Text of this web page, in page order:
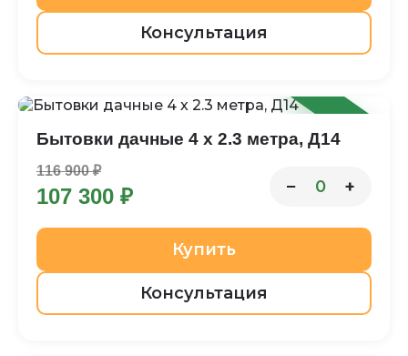
Консультация
-8%
Бытовки дачные 4 х 2.3 метра, Д14
116 900 ₽
107 300 ₽ − 0 +
Купить
Консультация